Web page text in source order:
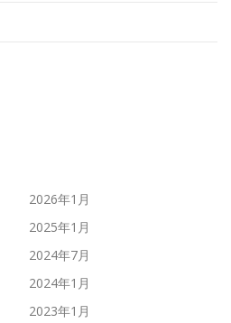
2026年1月
2025年1月
2024年7月
2024年1月
2023年1月